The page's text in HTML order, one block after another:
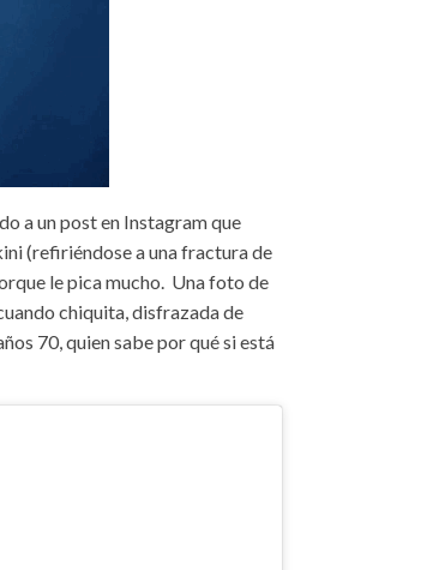
a un post en Instagram que
(refiriéndose a una fractura de
le pica mucho. Una foto de
chiquita, disfrazada de
70, quien sabe por qué si está